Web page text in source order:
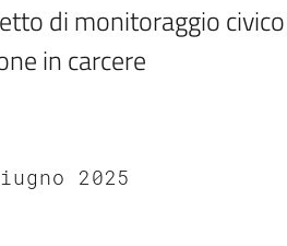
di monitoraggio
in carcere
2025